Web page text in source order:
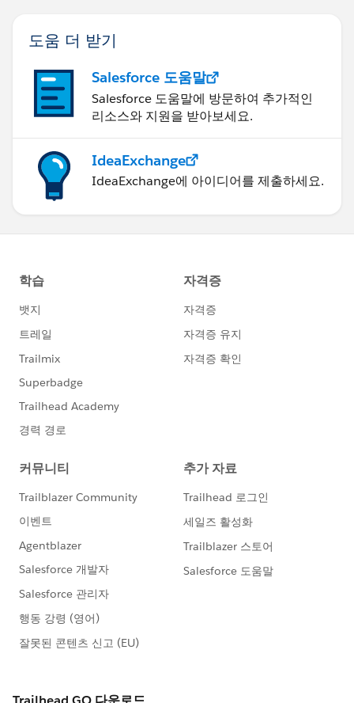
도움 더 받기
Salesforce 도움말
Salesforce 도움말에 방문하여 추가적인
리소스와 지원을 받아보세요.
IdeaExchange
IdeaExchange에 아이디어를 제출하세요.